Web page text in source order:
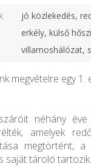
jó közlekedés,
erkély, külső
villamoshálózat,
megvételre egy 1.
néhány
amelyek
megtörtént,
saját tároló tartozik.